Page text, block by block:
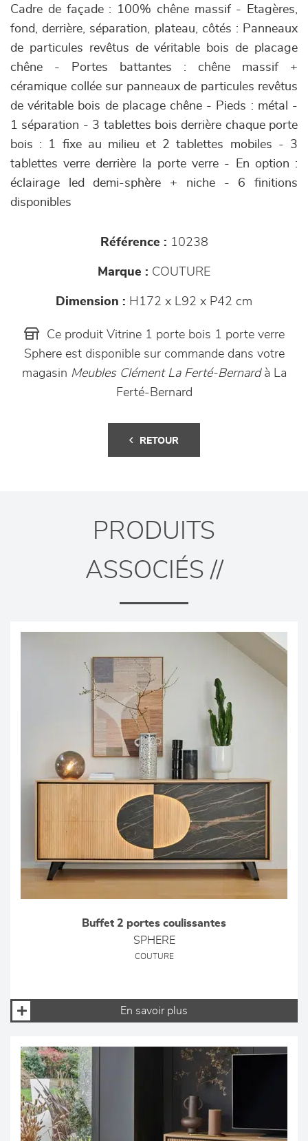
Cadre de façade : 100% chêne massif - Etagères,
fond, derrière, séparation, plateau, côtés : Panneaux
de particules revêtus de véritable bois de placage
chêne - Portes battantes : chêne massif +
céramique collée sur panneaux de particules revêtus
de véritable bois de placage chêne - Pieds : métal -
1 séparation - 3 tablettes bois derrière chaque porte
bois : 1 fixe au milieu et 2 tablettes mobiles - 3
tablettes verre derrière la porte verre - En option :
éclairage led demi-sphère + niche - 6 finitions
disponibles
Référence : 10238
Marque : COUTURE
Dimension : H172 x L92 x P42 cm
Ce produit Vitrine 1 porte bois 1 porte verre
Sphere est disponible sur commande dans votre
magasin Meubles Clément La Ferté-Bernardà La
Ferté-Bernard
RETOUR
PRODUITS
ASSOCIÉS //
Buffet 2 portes coulissantes
SPHERE
COUTURE
En savoir plus